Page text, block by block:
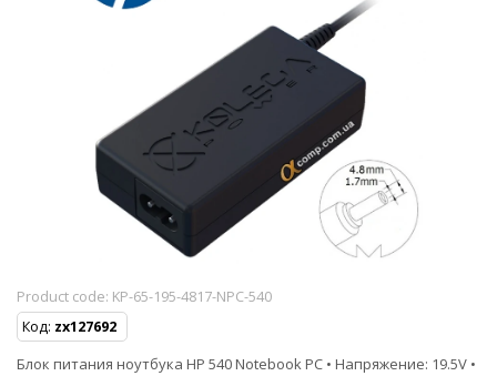
Product code: KP-65-195-4817-NPC-540
Код: zx127692
Блок питания ноутбука HP 540 Notebook PC • Напряжение: 19.5V •